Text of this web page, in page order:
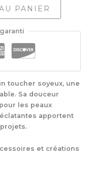
PANIER
toucher soyeux, une
Sa douceur
les peaux
apportent
et créations